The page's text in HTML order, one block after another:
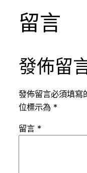
留言
發佈留
發佈留言必須填寫
位標示為 *
留言 *